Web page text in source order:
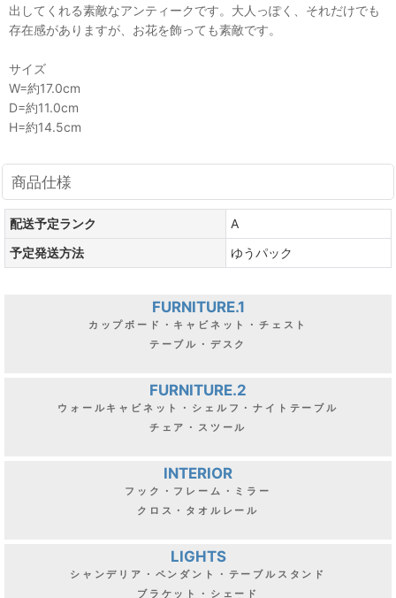
出してくれる素敵なアンティークです。大人っぽく、それだけでも
存在感がありますが、お花を飾っても素敵です。
サイズ
W=約17.0cm
D=約11.0cm
H=約14.5cm
商品仕様
配送予定ランク
A
予定発送方法
ゆうパック
FURNITURE.1
カップボード・キャビネット・チェスト
テーブル・デスク
FURNITURE.2
ウォールキャビネット・シェルフ・ナイトテーブル
チェア・スツール
INTERIOR
フック・フレーム・ミラー
クロス・タオルレール
LIGHTS
シャンデリア・ペンダント・テーブルスタンド
ブラケット・シェード